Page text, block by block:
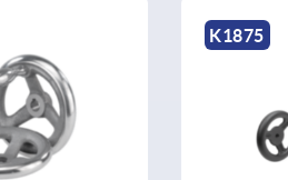
K1875